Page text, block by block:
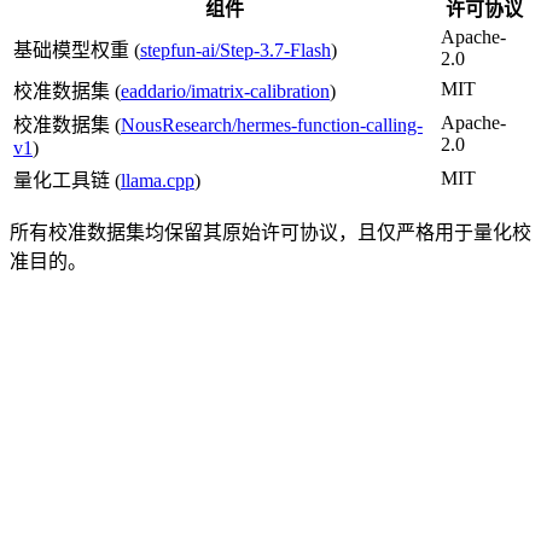
组件
许可协议
基础模型权重 (stepfun-ai/Step-3.7-Flash)
Apache-
2.0
校准数据集 (eaddario/imatrix-calibration)
MIT
校准数据集 (NousResearch/hermes-function-calling-
v1)
Apache-
2.0
量化工具链 (llama.cpp) MIT
所有校准数据集均保留其原始许可协议，且仅严格用于量化校
准目的。